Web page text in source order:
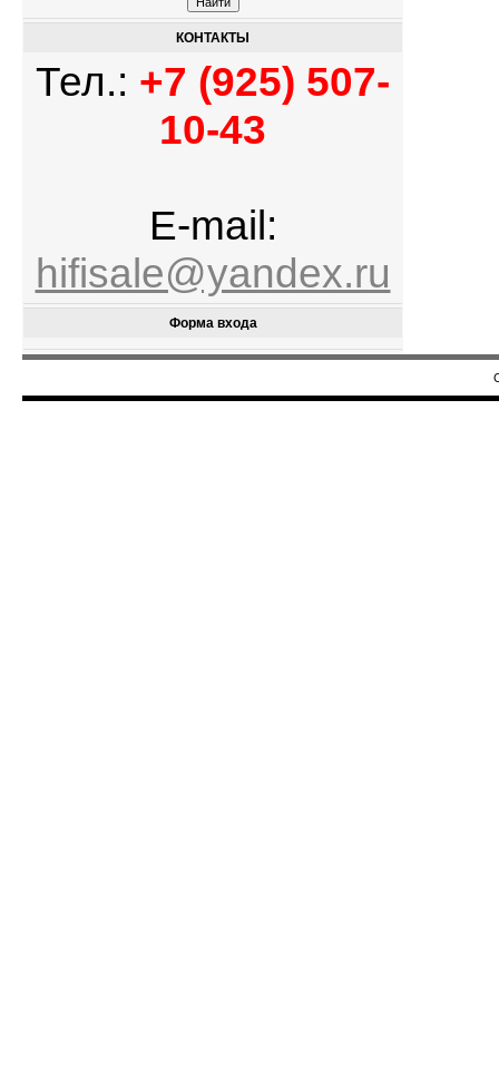
КОНТАКТЫ
Тел.: +7 (925) 507-
10-43
E-mail:
hifisale@yandex.ru
Форма входа